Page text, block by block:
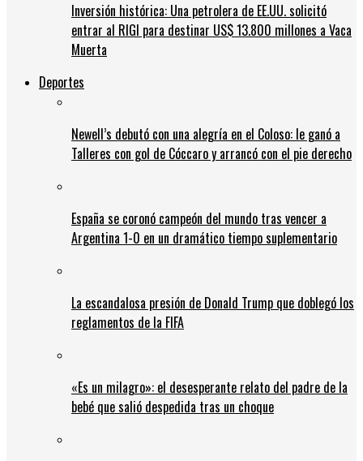
Inversión histórica: Una petrolera de EE.UU. solicitó
entrar al RIGI para destinar US$ 13.800 millones a Vaca
Muerta
Deportes
Newell’s debutó con una alegría en el Coloso: le ganó a
Talleres con gol de Cóccaro y arrancó con el pie derecho
España se coronó campeón del mundo tras vencer a
Argentina 1-0 en un dramático tiempo suplementario
La escandalosa presión de Donald Trump que doblegó los
reglamentos de la FIFA
«Es un milagro»: el desesperante relato del padre de la
bebé que salió despedida tras un choque